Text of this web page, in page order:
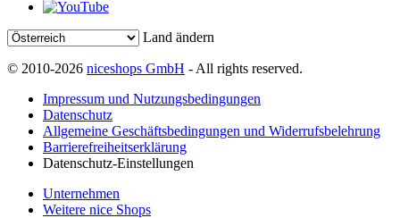
Land ändern
© 2010-2026 niceshops GmbH - All rights reserved.
Impressum und Nutzungsbedingungen
Datenschutz
Allgemeine Geschäftsbedingungen und Widerrufsbelehrung
Barrierefreiheitserklärung
Datenschutz-Einstellungen
Unternehmen
Weitere nice Shops